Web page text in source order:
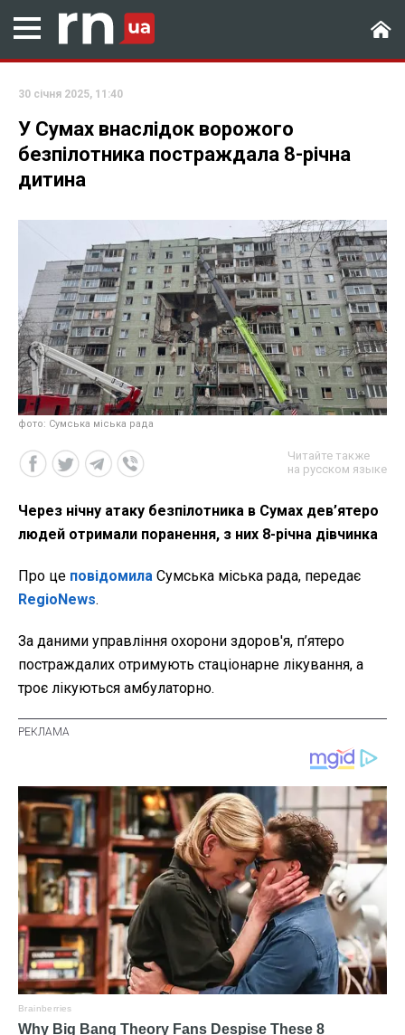
30 січня 2025, 11:40
У Сумах внаслідок ворожого
безпілотника постраждала 8-річна
дитина
фото: Сумська міська рада
Читайте также
на русском языке
Через нічну атаку безпілотника в Сумах дев’ятеро
людей отримали поранення, з них 8-річна дівчинка
Про це повідомила Сумська міська рада, передає
RegioNews.
За даними управління охорони здоров'я, п’ятеро
постраждалих отримують стаціонарне лікування, а
троє лікуються амбулаторно.